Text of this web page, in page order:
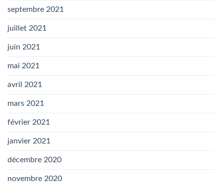
septembre 2021
juillet 2021
juin 2021
mai 2021
avril 2021
mars 2021
février 2021
janvier 2021
décembre 2020
novembre 2020